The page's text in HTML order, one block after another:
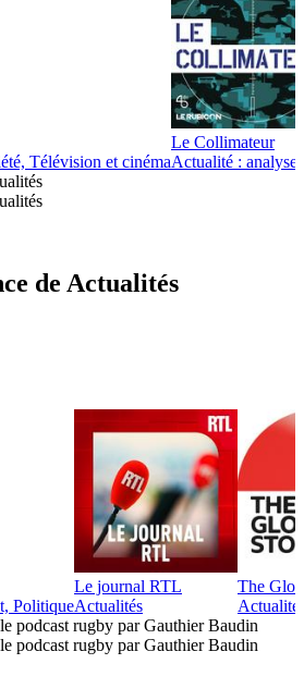
Télévision et cinéma
Le Collimateur
Actualité :
de Actualités
Politique
Le journal RTL
Actualités
The
podcast rugby par Gauthier Baudin
podcast rugby par Gauthier Baudin